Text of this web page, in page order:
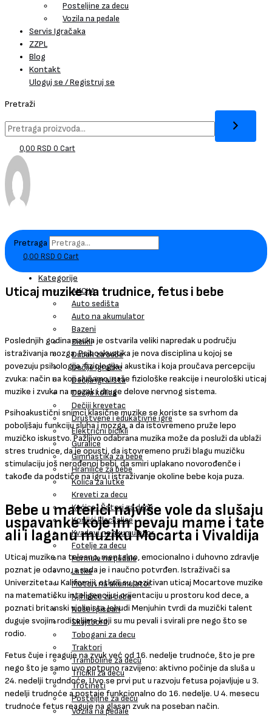
Posteljine za decu
Vozila na pedale
Servis Igračaka
ZZPL
Blog
Kontakt
Uloguj se / Registruj se
Pretraži
0,00 RSD 0 Cart
Pretraga
0,00 RSD 0 Cart
Kategorije
AKCIJA
Auto sedišta
Auto na akumulator
Bazeni
Bicikli
Dubak za bebe
Dečije igračke
Dečija igrališta
Dečija kolica
Dečiji krevetac
Društvene i edukativne igre
Električni bicikli
Guralice
Gimnastika za bebe
Hranilice za bebe
Kolica za lutke
Kreveti za decu
Kućice i Šatori za decu
Konjići klackalice
Kvadovi na akumulator
Fotelje za decu
Formule na pedale
Lutke
Motori na akumulator
Njihalice za bebe
Noše i pisoari
Skejtbord
Tobogani za decu
Traktori
Tramboline za decu
Tricikli za decu
Trotineti
Posteljine za decu
Vozila na pedale
Uticaj muzike na trudnice, fetus i bebe
Poslednjih godina nauka je ostvarila veliki napredak u području
istraživanja mozga. Psihoakustika je nova disciplina u kojoj se
povezuju psihologija, fiziologija i akustika i koja proučava percepciju
zvuka: način na koji slušamo, naše fiziološke reakcije i neurološki uticaj
muzike i zvuka na mozak i druge delove nervnog sistema.
Psihoakustični snimci klasične muzike se koriste sa svrhom da
poboljšaju funkciju sluha i mozga, a da istovremeno pruže lepo
muzičko iskustvo. Pažljivo odabrana muzika može da posluži da ublaži
stres trudnice, da je opusti, da istovremeno pruži blagu muzičku
stimulaciju još nerođenoj bebi, da smiri uplakano novorođenče i
takođe da podstiče na igru i istraživanje okoline bebe koja puza.
Bebe u materici najviše vole da slušaju
uspavanke koje im pevaju mame i tate
ali i laganu muziku Mocarta i Vivaldija
Uticaj muzike na telesno, mentalno, emocionalno i duhovno zdravlje
poznat je odavno, a sada je i naučno potvrđen. Istraživači sa
Univerziteta u Kaliforniji, otkrili su pozitivan uticaj Mocartove muzike
na matematičku inteligenciju i orijentaciju u prostoru kod dece, a
poznati britanski violinista Jehudi Menjuhin tvrdi da muzički talent
duguje svojim roditeljima koji su mu pevali i svirali pre nego što se
rodio.
Fetus čuje i reaguje na zvuk već od 16. nedelje trudnoće, što je pre
nego što je samo uvo potpuno razvijeno: aktivno počinje da sluša u
24. nedelji trudndoće. Uvo se prvi put u razvoju fetusa pojavljuje u 3.
nedelji trudnoće a postaje funkcionalno do 16. nedelje. U 4. mesecu
trudnoće fetus reaguje na glasan zvuk na poseban način.